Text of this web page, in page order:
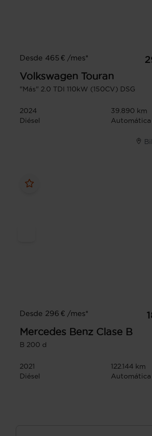
Desde 465 € /mes*
Volkswagen Touran
"Más" 2.0 TDI 110kW (150CV) DSG
2024
39.890 km
Diésel
Automática
Desde 296 € /mes*
Mercedes Benz Clase B
B 200 d
2021
122.144 km
Diésel
Automática